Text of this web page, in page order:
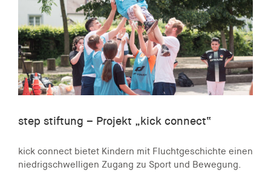
step stiftung – Projekt „kick connect“
kick connect bietet Kindern mit Fluchtgeschichte einen
niedrigschwelligen Zugang zu Sport und Bewegung.